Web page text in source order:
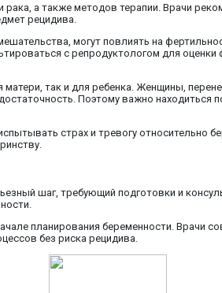
а также методов терапии. Врачи
рецидива.
могут повлиять на
с репродуктологом для
так и для ребенка. Женщины,
Поэтому важно
страх и тревогу относительно
шаг, требующий подготовки и
планирования беременности. Врачи
без риска рецидива.